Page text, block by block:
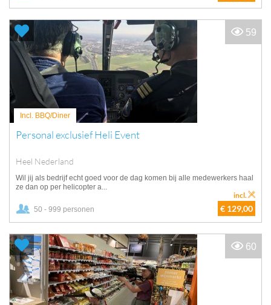
Incl. BBQ/Diner
Personal exclusief Heli Event
Heel Nederland
Wil jij als bedrijf echt goed voor de dag komen bij alle medewerkers haal
ze dan op per helicopter a...
50 - 999 personen € 129,00
incl.
59
60